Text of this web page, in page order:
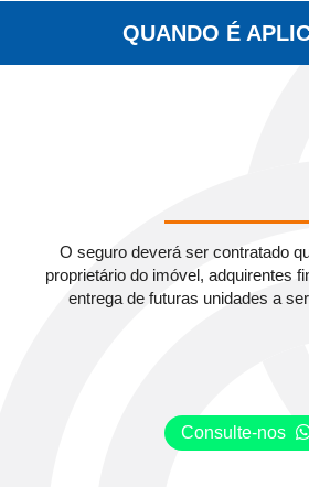
QUANDO É
O seguro deverá ser contratado
proprietário do imóvel, adquirentes
entrega de futuras unidades a
Consulte-nos